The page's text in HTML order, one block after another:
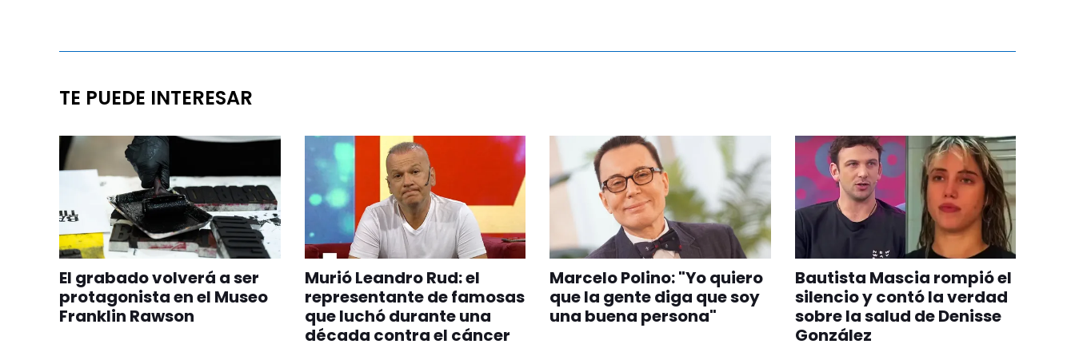
TE PUEDE INTERESAR
El grabado volverá a ser
protagonista en el Museo
Franklin Rawson
Murió Leandro Rud: el
representante de famosas
que luchó durante una
década contra el cáncer
Marcelo Polino: "Yo quiero
que la gente diga que soy
una buena persona"
Bautista Mascia rompió el
silencio y contó la verdad
sobre la salud de Denisse
González